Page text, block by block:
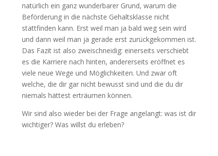
natürlich ein ganz wunderbarer Grund, warum die
Beförderung in die nächste Gehaltsklasse nicht
stattfinden kann. Erst weil man ja bald weg sein wird
und dann weil man ja gerade erst zurückgekommen ist.
Das Fazit ist also zweischneidig: einerseits verschiebt
es die Karriere nach hinten, andererseits eröffnet es
viele neue Wege und Möglichkeiten. Und zwar oft
welche, die dir gar nicht bewusst sind und die du dir
niemals hättest erträumen können.
Wir sind also wieder bei der Frage angelangt: was ist dir
wichtiger? Was willst du erleben?